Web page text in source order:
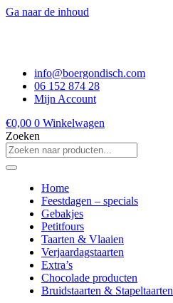
Ga naar de inhoud
info@boergondisch.com
06 152 874 28
Mijn Account
€0,00 0 Winkelwagen
Zoeken
Home
Feestdagen – specials
Gebakjes
Petitfours
Taarten & Vlaaien
Verjaardagstaarten
Extra’s
Chocolade producten
Bruidstaarten & Stapeltaarten